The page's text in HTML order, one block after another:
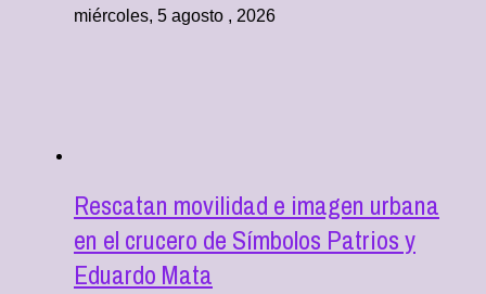
miércoles, 5 agosto , 2026
Rescatan movilidad e imagen urbana
en el crucero de Símbolos Patrios y
Eduardo Mata